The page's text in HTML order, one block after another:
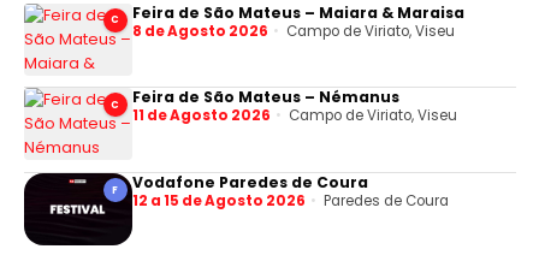
C Feira de São Mateus – Maiara & Maraisa
8 de Agosto 2026 Campo de Viriato, Viseu
C Feira de São Mateus – Némanus
11 de Agosto 2026 Campo de Viriato, Viseu
F Vodafone Paredes de Coura
12 a 15 de Agosto 2026 Paredes de Coura